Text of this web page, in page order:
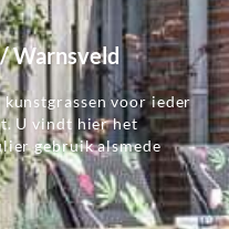
Warnsveld
voor ieder
U vindt hier het
gebruik alsmede